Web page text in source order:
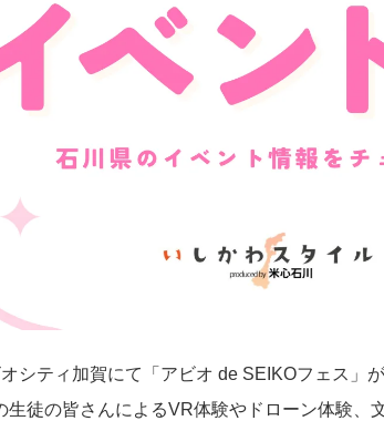
シティ加賀にて「アビオ de SEIKOフェス」が
生徒の皆さんによるVR体験やドローン体験、